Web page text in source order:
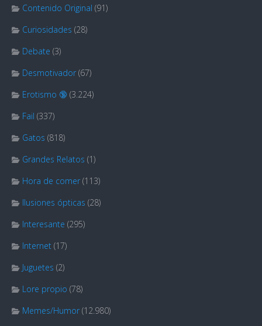
Contenido Original (91)
Curiosidades (28)
Debate (3)
Desmotivador (67)
Erotismo 🔞 (3.224)
Fail (337)
Gatos (818)
Grandes Relatos (1)
Hora de comer (113)
Ilusiones ópticas (28)
Interesante (295)
Internet (17)
Juguetes (2)
Lore propio (78)
Memes/Humor (12.980)